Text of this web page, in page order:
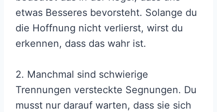
etwas Besseres bevorsteht. Solange du
die Hoffnung nicht verlierst, wirst du
erkennen, dass das wahr ist.
2. Manchmal sind schwierige
Trennungen versteckte Segnungen. Du
musst nur darauf warten, dass sie sich